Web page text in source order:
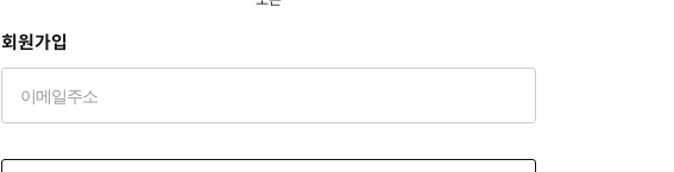
회원가입